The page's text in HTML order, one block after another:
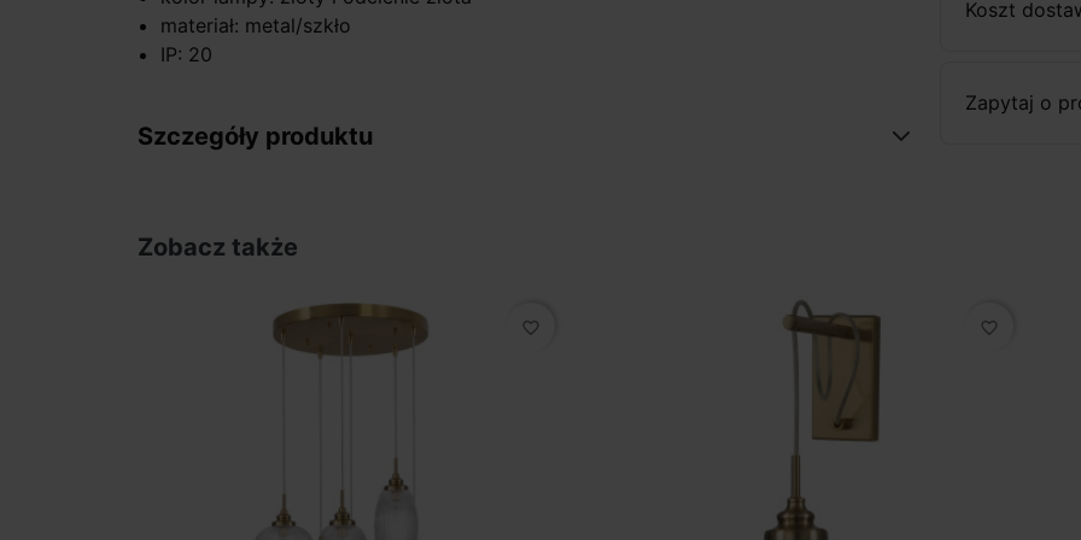
Koszt
Zapytaj o
materiał: metal/szkło
IP: 20
Szczegóły produktu
Zobacz także
favorite_border favorite_border